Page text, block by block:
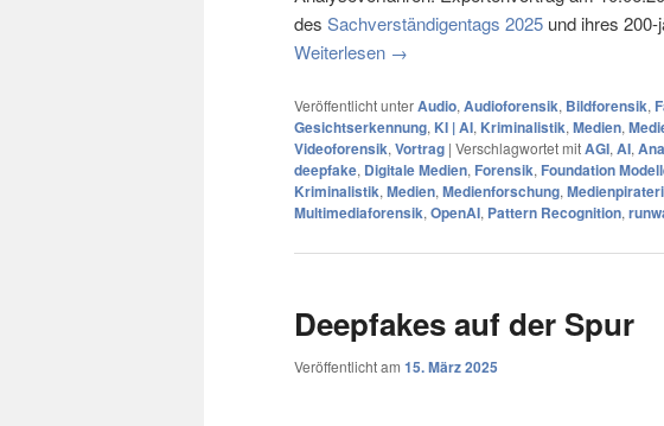
des Sachverständigentags 2025 und ihres
Weiterlesen →
Veröffentlicht unterAudio, Audioforensik, Bildforensik,
Gesichtserkennung, KI | AI, Kriminalistik, Medien,
Videoforensik, Vortrag | Verschlagwortet mitAGI, AI,
deepfake, Digitale Medien, Forensik, Foundation
Kriminalistik, Medien, Medienforschung,
Multimediaforensik, OpenAI, Pattern Recognition,
Deepfakes auf der Spur
Veröffentlicht am 15. März 2025